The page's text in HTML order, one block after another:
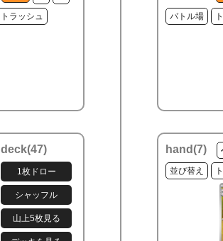
トラッシュ
deck(47)
バトル場
hand(7)
並び替え